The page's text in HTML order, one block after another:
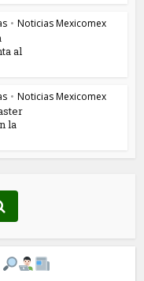
• Noticias Mexicomex
al
• Noticias Mexicomex
la